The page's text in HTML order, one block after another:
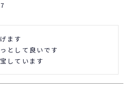
ます
として良いです
しています